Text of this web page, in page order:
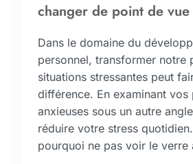
changer de point de vue
Dans le domaine du
personnel, transformer notre
situations stressantes peut
différence. En examinant vos
anxieuses sous un autre
réduire votre stress
pourquoi ne pas voir le verre